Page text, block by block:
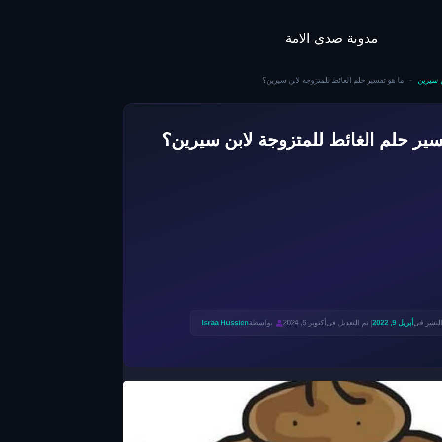
مدونة صدى الامة
سيرين - ما هو تفسير حلم الغائط للمتزوجة لابن سيرين؟
حلم الغائط للمتزوجة لابن سيرين؟
فيأبريل 9, 2022 | تم التعديل فيأكتوبر 6, 2024 بواسطةIsraa Hussien